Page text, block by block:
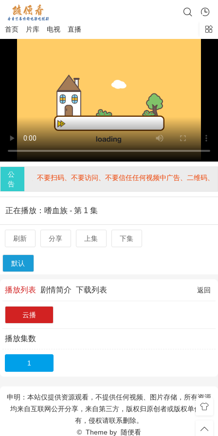
首页 片库 电视 直播
公
告
要点击、不要扫码、不要访问、不要信任任何视频中广告、二维码、
正在播放：嗜血族 - 第 1 集
刷新 分享 上集 下集
默认
播放列表 剧情简介 下载列表 返回
云播
播放集数
1
申明：本站仅提供资源观看，不提供任何视频、图片存储，所有资源
均来自互联网公开分享，来自第三方，版权归原创者或版权单位所
有，侵权请联系删除。
© Theme by 随便看